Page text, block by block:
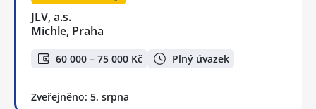
JLV, a.s.
Michle, Praha
60 000 – 75 000 Kč Plný úvazek
Zveřejněno: 5. srpna